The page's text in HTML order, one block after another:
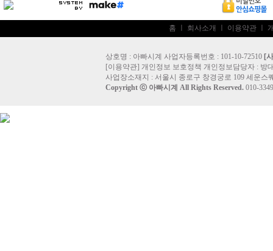
홈 회사소개 이용약관
상호명 : 아빠시계 사업자등록번호 : 101-10-72510 [
[이용약관] 개인정보 보호정책 개인정보담당자 : 방
사업장소재지 : 서울시 종로구 창경궁로 109 세운스
Copyright ⓒ 아빠시계 All Rights Reserved. 010-